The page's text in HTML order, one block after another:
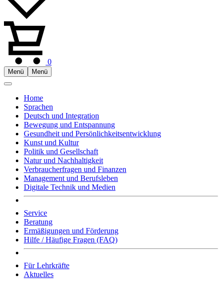
0
Menü Menü
Home
Sprachen
Deutsch und Integration
Bewegung und Entspannung
Gesundheit und Persönlichkeitsentwicklung
Kunst und Kultur
Politik und Gesellschaft
Natur und Nachhaltigkeit
Verbraucherfragen und Finanzen
Management und Berufsleben
Digitale Technik und Medien
Service
Beratung
Ermäßigungen und Förderung
Hilfe / Häufige Fragen (FAQ)
Für Lehrkräfte
Aktuelles